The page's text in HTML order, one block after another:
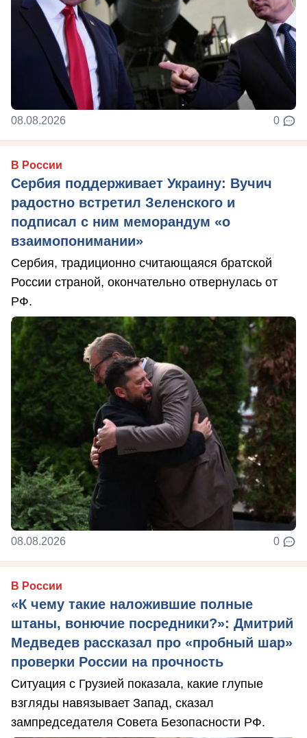
08.08.2026 0
В России
Сербия поддерживает Украину: Вучич
радостно встретил Зеленского и
подписал с ним меморандум «о
взаимопонимании»
Сербия, традиционно считающаяся братской
России страной, окончательно отвернулась от
РФ.
08.08.2026 0
В России
«К чему такие наложившие полные
штаны, вонючие посредники?»: Дмитрий
Медведев рассказал про «пробный шар»
проверки России на прочность
Ситуация с Грузией показала, какие глупые
взгляды навязывает Запад, сказал
зампредседателя Совета Безопасности РФ.